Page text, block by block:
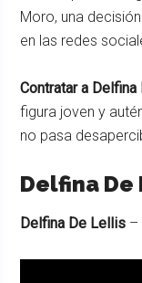
Moro, una
en las redes
Contratar a
figura joven y
no pasa
Delfina
Delfina De Lellis –